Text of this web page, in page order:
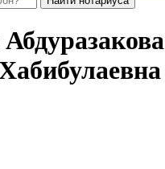
Абдуразакова